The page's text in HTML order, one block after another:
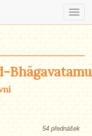
Bhāgavatamu
54 přednášek